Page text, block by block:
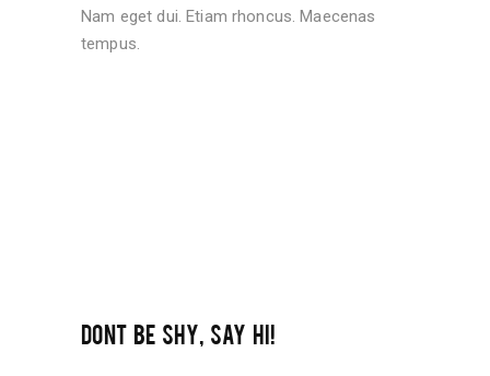
Nam eget dui. Etiam rhoncus. Maecenas
tempus.
DONT BE SHY, SAY HI!